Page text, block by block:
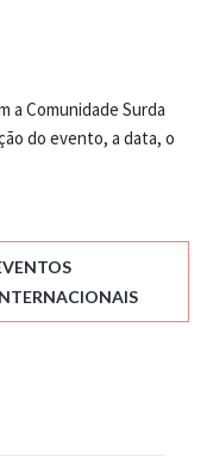
a Comunidade Surda
do evento, a data, o